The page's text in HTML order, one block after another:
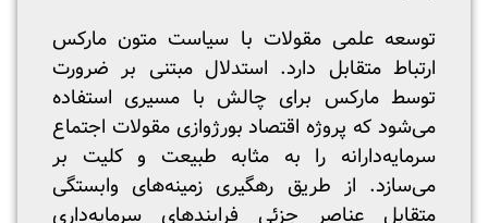
توسعه علمی مقولات با سیاست متون مارکس
ارتباط متقابل دارد. استدلال مبتنی بر ضرورت
توسط مارکس برای چالش با مسیری استفاده
می‌شود که پروژه اقتصاد بورژوازی مقولات اجتماع
سرمایه‌دارانه را به مثابه طبیعت و کلیت بر
می‌سازد. از طریق رهگیری زمینه‌های وابستگی
متقابل عناصر جزئی فرایند‌های سرمایه‌داری